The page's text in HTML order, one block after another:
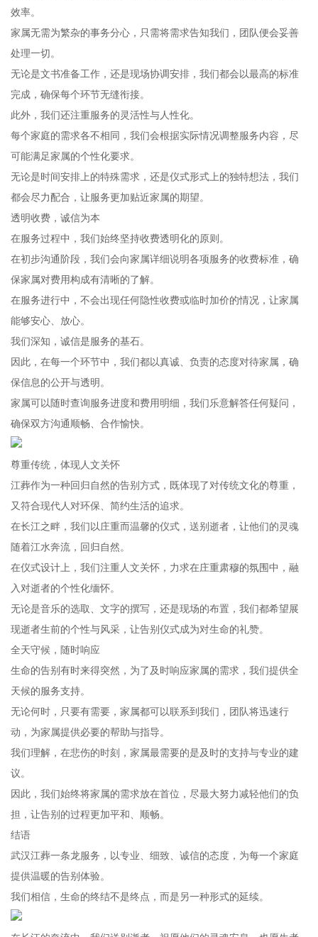
效率。
家属无需为繁杂的事务分心，只需将需求告知我们，团队便会妥善
处理一切。
无论是文书准备工作，还是现场协调安排，我们都会以最高的标准
完成，确保每个环节无缝衔接。
此外，我们还注重服务的灵活性与人性化。
每个家庭的需求各不相同，我们会根据实际情况调整服务内容，尽
可能满足家属的个性化要求。
无论是时间安排上的特殊需求，还是仪式形式上的独特想法，我们
都会尽力配合，让服务更加贴近家属的期望。
透明收费，诚信为本
在服务过程中，我们始终坚持收费透明化的原则。
在初步沟通阶段，我们会向家属详细说明各项服务的收费标准，确
保家属对费用构成有清晰的了解。
在服务进行中，不会出现任何隐性收费或临时加价的情况，让家属
能够安心、放心。
我们深知，诚信是服务的基石。
因此，在每一个环节中，我们都以真诚、负责的态度对待家属，确
保信息的公开与透明。
家属可以随时查询服务进度和费用明细，我们乐意解答任何疑问，
确保双方沟通顺畅、合作愉快。
尊重传统，体现人文关怀
江葬作为一种回归自然的告别方式，既体现了对传统文化的尊重，
又符合现代人对环保、简约生活的追求。
在长江之畔，我们以庄重而温馨的仪式，送别逝者，让他们的灵魂
随着江水奔流，回归自然。
在仪式设计上，我们注重人文关怀，力求在庄重肃穆的氛围中，融
入对逝者的个性化缅怀。
无论是音乐的选取、文字的撰写，还是现场的布置，我们都希望展
现逝者生前的个性与风采，让告别仪式成为对生命的礼赞。
全天守候，随时响应
生命的告别有时来得突然，为了及时响应家属的需求，我们提供全
天候的服务支持。
无论何时，只要有需要，家属都可以联系到我们，团队将迅速行
动，为家属提供必要的帮助与指导。
我们理解，在悲伤的时刻，家属最需要的是及时的支持与专业的建
议。
因此，我们始终将家属的需求放在首位，尽最大努力减轻他们的负
担，让告别的过程更加平和、顺畅。
结语
武汉江葬一条龙服务，以专业、细致、诚信的态度，为每一个家庭
提供温暖的告别体验。
我们相信，生命的终结不是终点，而是另一种形式的延续。